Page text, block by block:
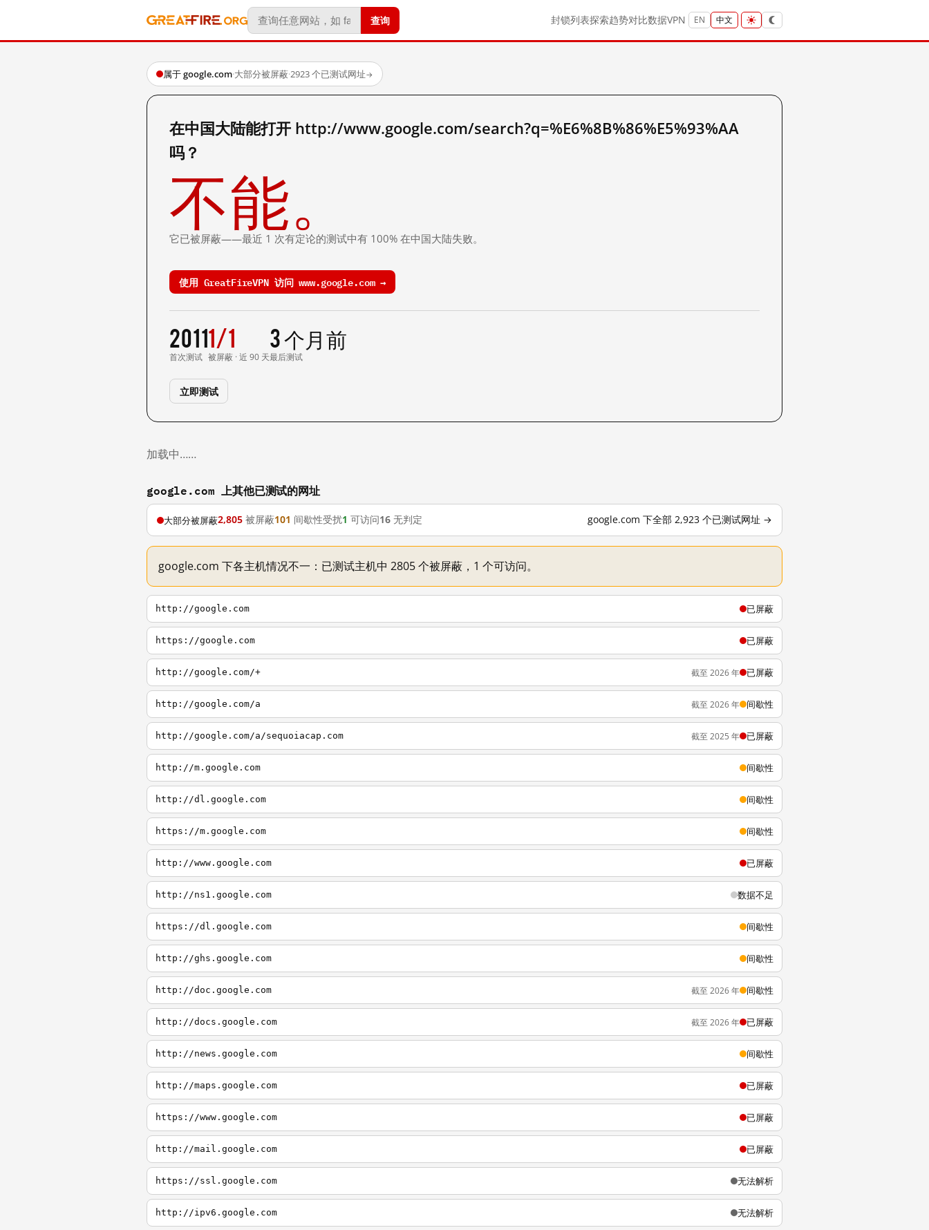
查询 封锁列表探索趋势对比数据VPN EN 中文
属于 google.com·大部分被屏蔽·2923 个已测试网址→
在中国大陆能打开 http://www.google.com/search?q=%E6%8B%86%E5%93%AA
吗？
不能。
它已被屏蔽——最近 1 次有定论的测试中有 100% 在中国大陆失败。
使用 GreatFireVPN 访问 www.google.com →
2011
首次测试
1/1
被屏蔽 · 近 90 天
3 个月前
最后测试
立即测试
加载中……
google.com 上其他已测试的网址
大部分被屏蔽2,805 被屏蔽101 间歇性受扰1 可访问16 无判定 google.com 下全部 2,923 个已测试网址 →
google.com 下各主机情况不一：已测试主机中 2805 个被屏蔽，1 个可访问。
http://google.com 已屏蔽
https://google.com 已屏蔽
http://google.com/+ 截至 2026 年 已屏蔽
http://google.com/a 截至 2026 年 间歇性
http://google.com/a/sequoiacap.com 截至 2025 年 已屏蔽
http://m.google.com 间歇性
http://dl.google.com 间歇性
https://m.google.com 间歇性
http://www.google.com 已屏蔽
http://ns1.google.com 数据不足
https://dl.google.com 间歇性
http://ghs.google.com 间歇性
http://doc.google.com 截至 2026 年 间歇性
http://docs.google.com 截至 2026 年 已屏蔽
http://news.google.com 间歇性
http://maps.google.com 已屏蔽
https://www.google.com 已屏蔽
http://mail.google.com 已屏蔽
https://ssl.google.com 无法解析
http://ipv6.google.com 无法解析